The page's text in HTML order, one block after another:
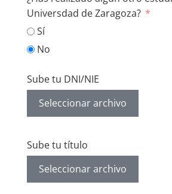
Universdad de Zaragoza?
Sí
No
Sube tu DNI/NIE
Seleccionar archivo
Sube tu título
Seleccionar archivo